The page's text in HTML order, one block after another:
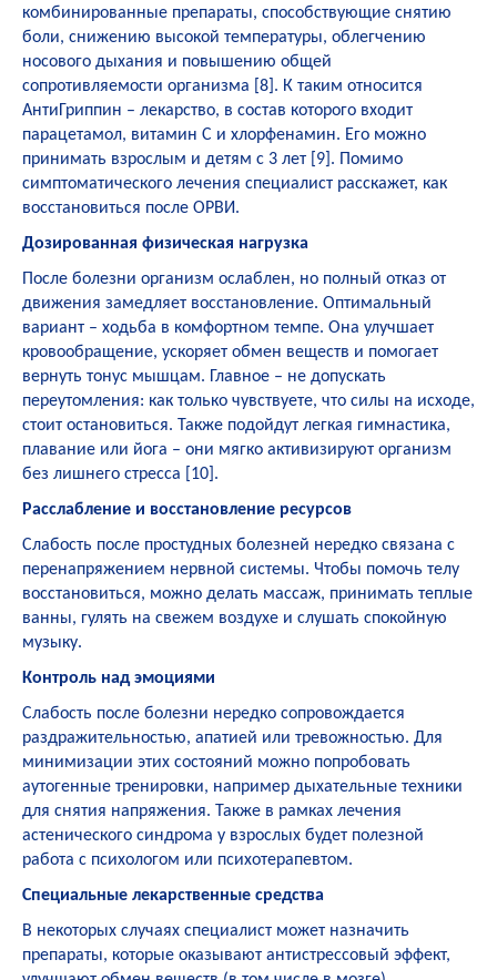
комбинированные препараты, способствующие снятию
боли, снижению высокой температуры, облегчению
носового дыхания и повышению общей
сопротивляемости организма [8]. К таким относится
АнтиГриппин – лекарство, в состав которого входит
парацетамол, витамин С и хлорфенамин. Его можно
принимать взрослым и детям с 3 лет [9]. Помимо
симптоматического лечения специалист расскажет, как
восстановиться после ОРВИ.
Дозированная физическая нагрузка
После болезни организм ослаблен, но полный отказ от
движения замедляет восстановление. Оптимальный
вариант – ходьба в комфортном темпе. Она улучшает
кровообращение, ускоряет обмен веществ и помогает
вернуть тонус мышцам. Главное – не допускать
переутомления: как только чувствуете, что силы на исходе,
стоит остановиться. Также подойдут легкая гимнастика,
плавание или йога – они мягко активизируют организм
без лишнего стресса [10].
Расслабление и восстановление ресурсов
Слабость после простудных болезней нередко связана с
перенапряжением нервной системы. Чтобы помочь телу
восстановиться, можно делать массаж, принимать теплые
ванны, гулять на свежем воздухе и слушать спокойную
музыку.
Контроль над эмоциями
Слабость после болезни нередко сопровождается
раздражительностью, апатией или тревожностью. Для
минимизации этих состояний можно попробовать
аутогенные тренировки, например дыхательные техники
для снятия напряжения. Также в рамках лечения
астенического синдрома у взрослых будет полезной
работа с психологом или психотерапевтом.
Специальные лекарственные средства
В некоторых случаях специалист может назначить
препараты, которые оказывают антистрессовый эффект,